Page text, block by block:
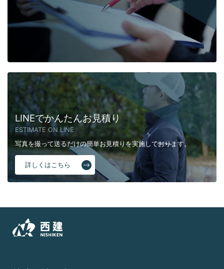
LINEでかんたんお見積り
ESTIMATE ON LINE
写真を撮って送るだけの簡単お見積りを実施しております。
詳しくはこちら